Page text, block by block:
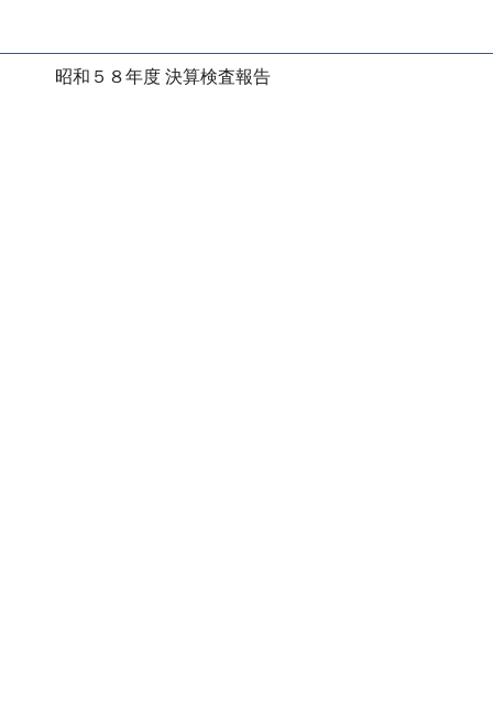
昭和５８年度 決算検査報告